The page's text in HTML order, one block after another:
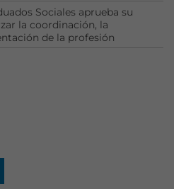
Sociales aprueba su
la coordinación, la
de la profesión
mejorar la
funcionalidad
y estructura